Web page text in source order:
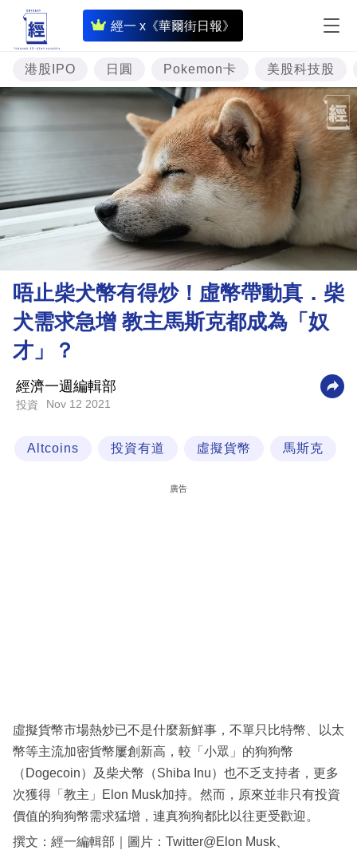
經一 x《華爾街日報》
即
時
財
經
資
樓
市
理
財
商
科
技
場
港股IPO 日圓 Pokemon卡 美股科技股
唔止柴犬幣有得炒！虛幣帶動真．柴
犬需求急增 教主馬斯克都成為「奴
才」？
經濟一週編輯部
投資 Nov 12 2021
Altcoins 投資有道 虛擬貨幣 馬斯克
廣告
虛擬貨幣市場熱炒已不是什麼新鮮事，不單只比特幣、以太
幣等主流加密貨幣屢創新高，較「小眾」的狗狗幣
（Dogecoin）及柴犬幣（Shiba Inu）也不乏支持者，更多
次獲得「教主」Elon Musk加持。然而，原來並非只有投資
價值的狗狗幣需求猛增，連真狗狗都比以往更受歡迎。
撰文：經一編輯部｜圖片：Twitter@Elon Musk、